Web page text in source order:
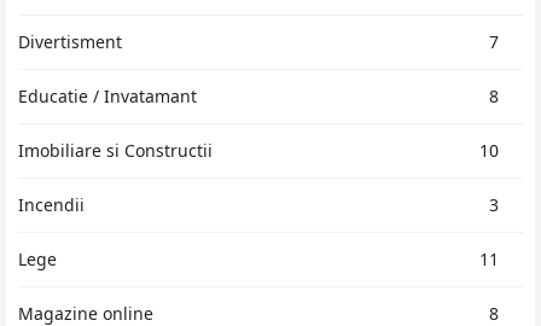
Divertisment 7
Educatie / Invatamant 8
Imobiliare si Constructii 10
Incendii 3
Lege 11
Magazine online 8